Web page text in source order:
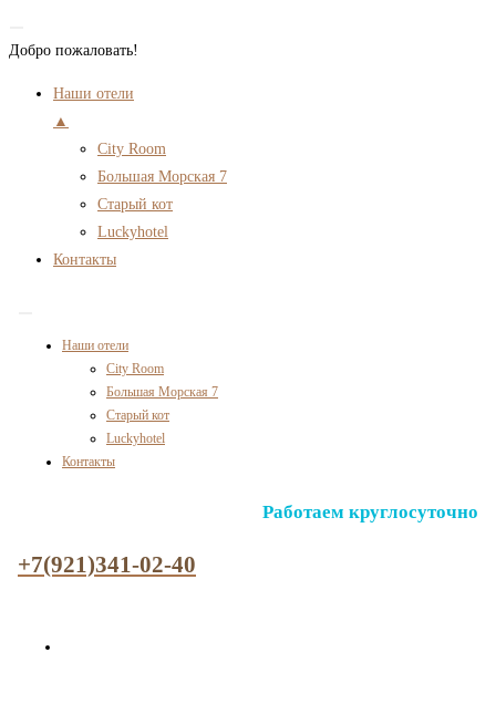
Добро пожаловать!
Наши отели
▲
City Room
Большая Морская 7
Старый кот
Luckyhotel
Контакты
содержимому
Наши отели
City Room
Большая Морская 7
Старый кот
Luckyhotel
Контакты
Работаем круглосуточно
+7(921)341-02-40